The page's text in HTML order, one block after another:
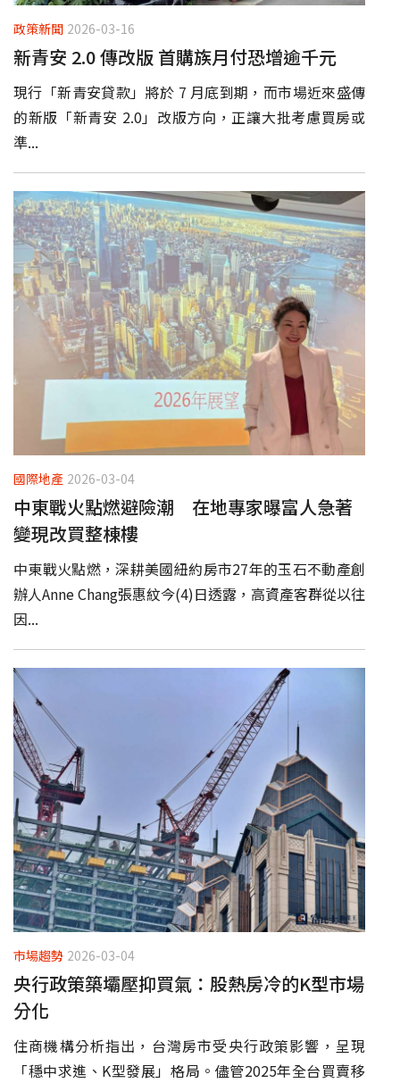
政策新聞 2026-03-16
新青安 2.0 傳改版 首購族月付恐增逾千元
現行「新青安貸款」將於 7 月底到期，而市場近來盛傳
的新版「新青安 2.0」改版方向，正讓大批考慮買房或
準...
國際地產 2026-03-04
中東戰火點燃避險潮 在地專家曝富人急著
變現改買整棟樓
中東戰火點燃，深耕美國紐約房市27年的玉石不動產創
辦人Anne Chang張惠紋今(4)日透露，高資產客群從以往
因...
市場趨勢 2026-03-04
央行政策築壩壓抑買氣：股熱房冷的K型市場
分化
住商機構分析指出，台灣房市受央行政策影響，呈現
「穩中求進、K型發展」格局。儘管2025年全台買賣移